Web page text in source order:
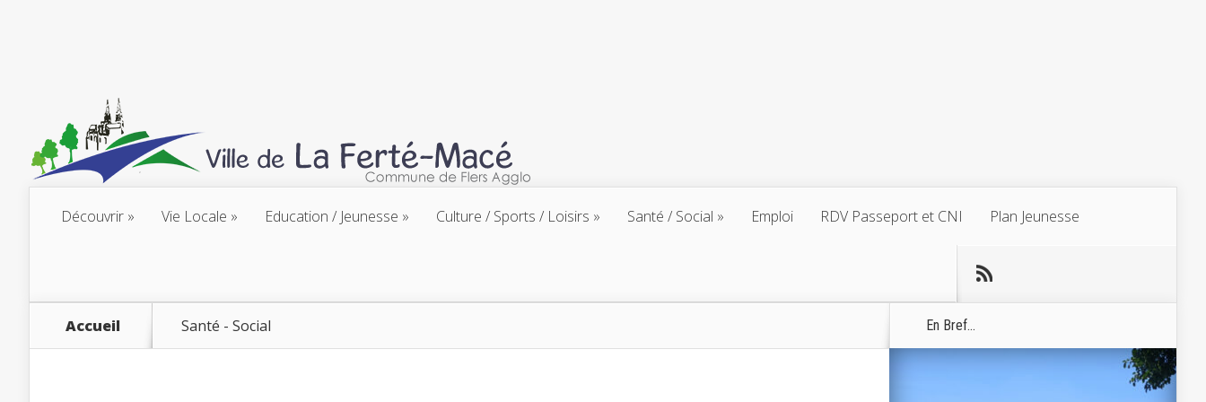
Découvrir Vie Locale Education / Jeunesse Culture / Sports / Loisirs Santé / Social Emploi RDV Passeport et CNI Plan Jeunesse
Accueil Santé - Social En Bref...